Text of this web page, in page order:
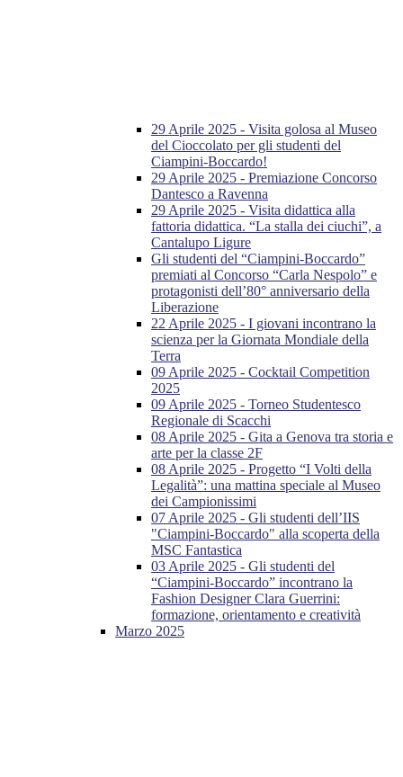
29 Aprile 2025 - Visita golosa al Museo
del Cioccolato per gli studenti del
Ciampini-Boccardo!
29 Aprile 2025 - Premiazione Concorso
Dantesco a Ravenna
29 Aprile 2025 - Visita didattica alla
fattoria didattica. “La stalla dei ciuchi”, a
Cantalupo Ligure
Gli studenti del “Ciampini-Boccardo”
premiati al Concorso “Carla Nespolo” e
protagonisti dell’80° anniversario della
Liberazione
22 Aprile 2025 - I giovani incontrano la
scienza per la Giornata Mondiale della
Terra
09 Aprile 2025 - Cocktail Competition
2025
09 Aprile 2025 - Torneo Studentesco
Regionale di Scacchi
08 Aprile 2025 - Gita a Genova tra storia e
arte per la classe 2F
08 Aprile 2025 - Progetto “I Volti della
Legalità”: una mattina speciale al Museo
dei Campionissimi
07 Aprile 2025 - Gli studenti dell’IIS
"Ciampini-Boccardo" alla scoperta della
MSC Fantastica
03 Aprile 2025 - Gli studenti del
“Ciampini-Boccardo” incontrano la
Fashion Designer Clara Guerrini:
formazione, orientamento e creatività
Marzo 2025